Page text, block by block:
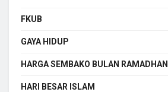
FKUB
GAYA HIDUP
HARGA SEMBAKO BULAN RAMADHAN
HARI BESAR ISLAM